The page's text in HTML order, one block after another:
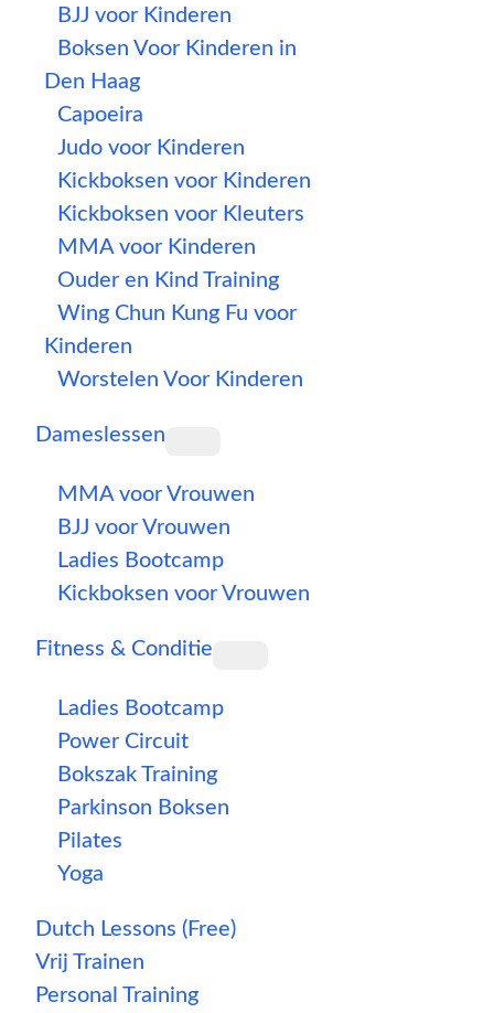
BJJ voor Kinderen
Boksen Voor Kinderen in
Den Haag
Capoeira
Judo voor Kinderen
Kickboksen voor Kinderen
Kickboksen voor Kleuters
MMA voor Kinderen
Ouder en Kind Training
Wing Chun Kung Fu voor
Kinderen
Worstelen Voor Kinderen
Dameslessen
MMA voor Vrouwen
BJJ voor Vrouwen
Ladies Bootcamp
Kickboksen voor Vrouwen
Fitness & Conditie
Ladies Bootcamp
Power Circuit
Bokszak Training
Parkinson Boksen
Pilates
Yoga
Dutch Lessons (Free)
Vrij Trainen
Personal Training